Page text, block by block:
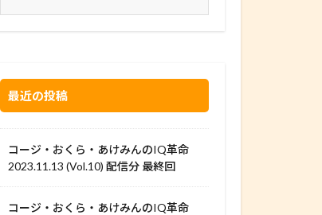
最近の投稿
コージ・おくら・あけみんのIQ革命
2023.11.13 (Vol.10) 配信分 最終回
コージ・おくら・あけみんのIQ革命